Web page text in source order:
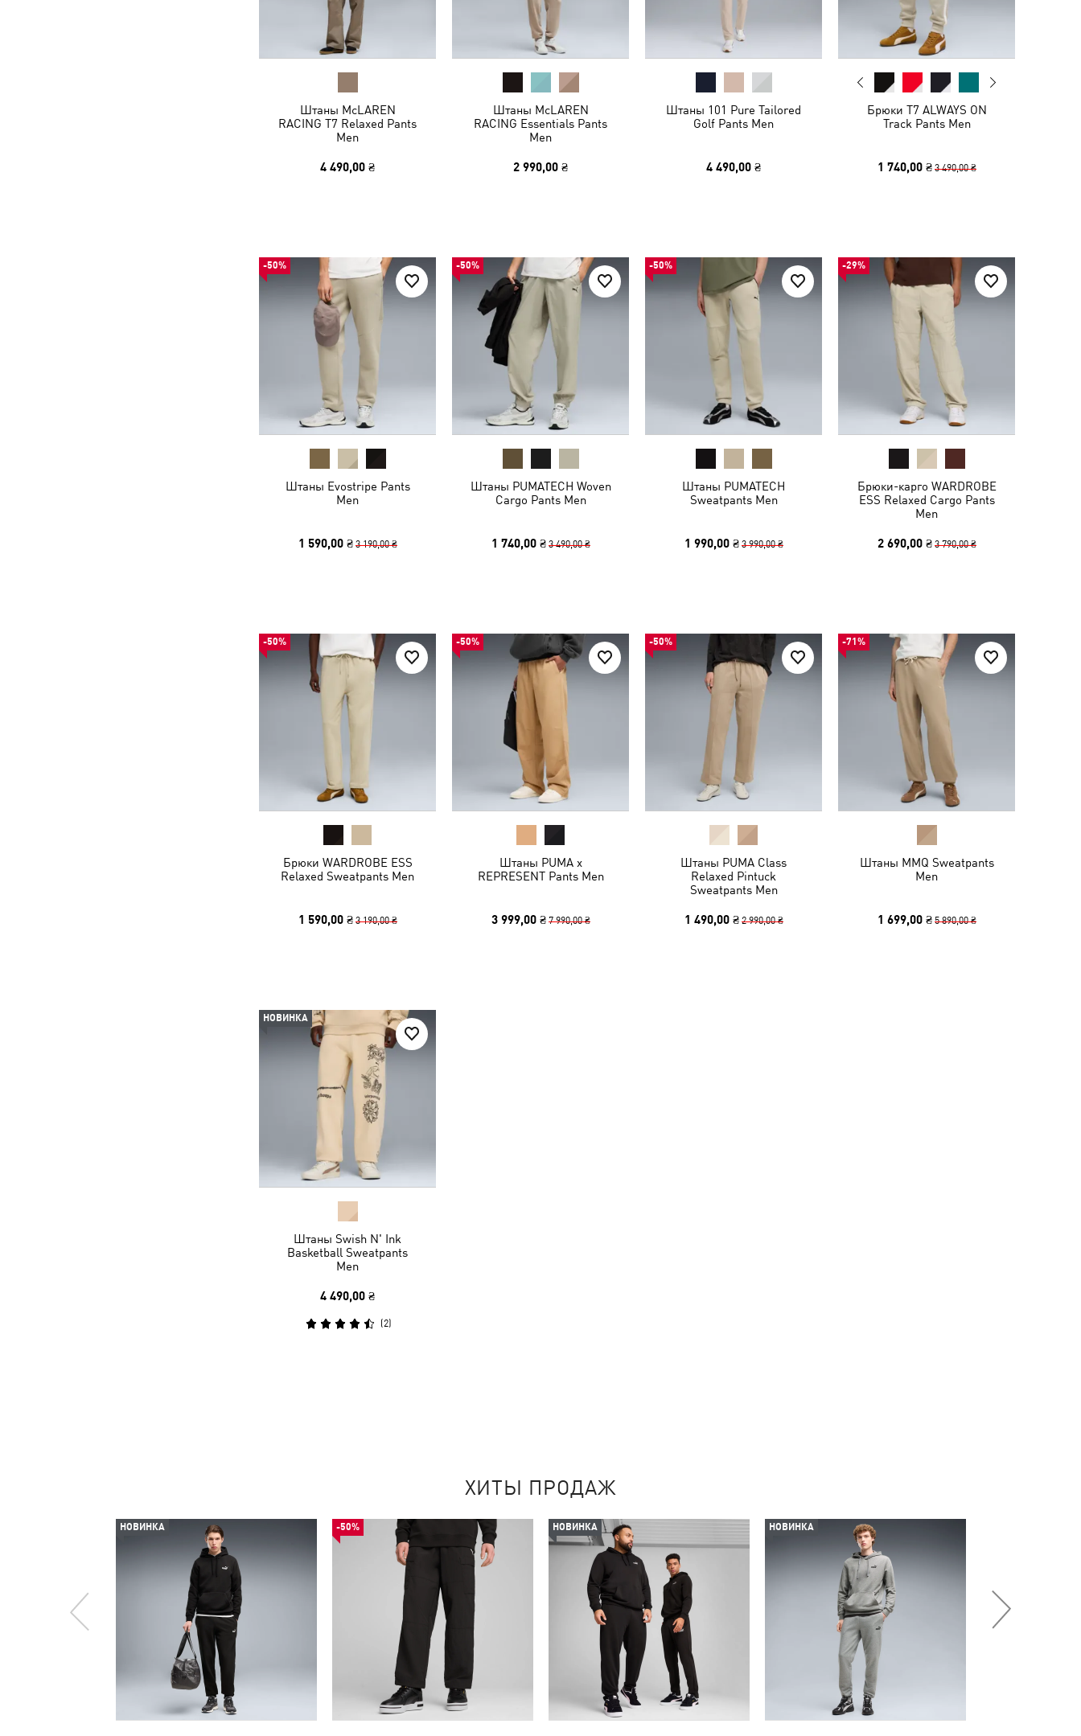
Штаны McLAREN
RACING T7 Relaxed Pants
Men
4 490,00 ₴
Штаны McLAREN
RACING Essentials Pants
Men
2 990,00 ₴
Штаны 101 Pure Tailored
Golf Pants Men
4 490,00 ₴
Брюки T7 ALWAYS ON
Track Pants Men
1 740,00 ₴ 3 490,00 ₴
-50%
Штаны Evostripe Pants
Men
1 590,00 ₴ 3 190,00 ₴
-50%
Штаны PUMATECH Woven
Cargo Pants Men
1 740,00 ₴ 3 490,00 ₴
-50%
Штаны PUMATECH
Sweatpants Men
1 990,00 ₴ 3 990,00 ₴
-29%
Брюки-карго WARDROBE
ESS Relaxed Cargo Pants
Men
2 690,00 ₴ 3 790,00 ₴
-50%
Брюки WARDROBE ESS
Relaxed Sweatpants Men
1 590,00 ₴ 3 190,00 ₴
-50%
Штаны PUMA x
REPRESENT Pants Men
3 999,00 ₴ 7 990,00 ₴
-50%
Штаны PUMA Class
Relaxed Pintuck
Sweatpants Men
1 490,00 ₴ 2 990,00 ₴
-71%
Штаны MMQ Sweatpants
Men
1 699,00 ₴ 5 890,00 ₴
НОВИНКА
Штаны Swish N' Ink
Basketball Sweatpants
Men
4 490,00 ₴
(2)
ХИТЫ ПРОДАЖ
НОВИНКА -50% НОВИНКА НОВИНКА